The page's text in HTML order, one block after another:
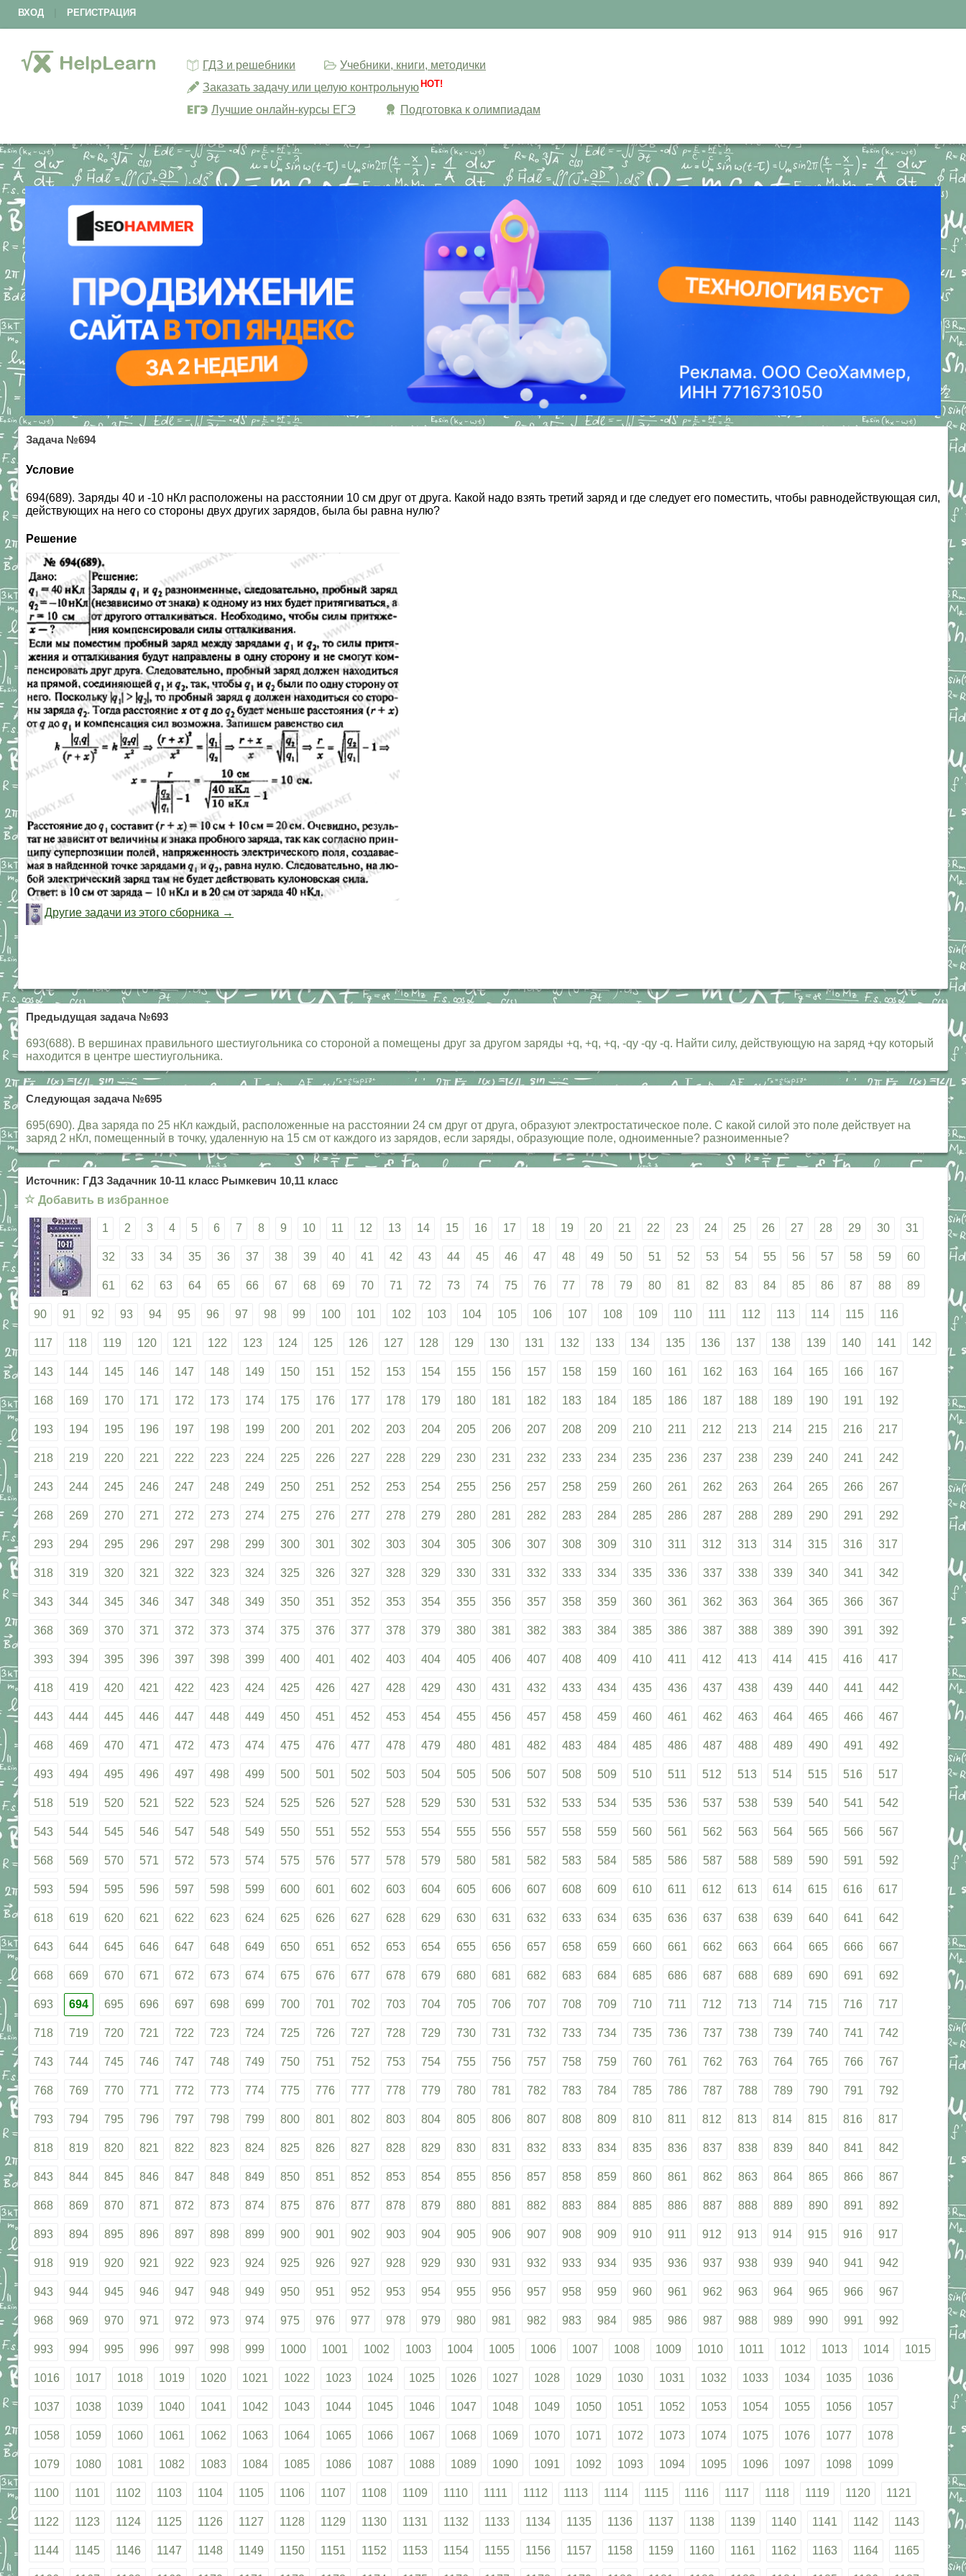
ВХОД РЕГИСТРАЦИЯ
ГДЗ и решебники
Учебники, книги, методички
Заказать задачу или целую контрольную HOT!
Лучшие онлайн-курсы ЕГЭ Подготовка к олимпиадам
Задача №694
Условие
694(689). Заряды 40 и -10 нКл расположены на расстоянии 10 см друг от друга. Какой надо взять третий заряд и где следует его поместить, чтобы равнодействующая сил,
действующих на него со стороны двух других зарядов, была бы равна нулю?
Решение
Другие задачи из этого сборника →
Предыдущая задача №693
693(688). В вершинах правильного шестиугольника со стороной а помещены друг за другом заряды +q, +q, +q, -qy -qy -q. Найти силу, действующую на заряд +qy который
находится в центре шестиугольника.
Следующая задача №695
695(690). Два заряда по 25 нКл каждый, расположенные на расстоянии 24 см друг от друга, образуют электростатическое поле. С какой силой это поле действует на
заряд 2 нКл, помещенный в точку, удаленную на 15 см от каждого из зарядов, если заряды, образующие поле, одноименные? разноименные?
Источник: ГДЗ Задачник 10-11 класс Рымкевич 10,11 класс
☆ Добавить в избранное
1 2 3 4 5 6 7 8 9 10 11 12 13 14 15 16 17 18 19 20 21 22 23 24 25 26 27 28 29 30 31
32 33 34 35 36 37 38 39 40 41 42 43 44 45 46 47 48 49 50 51 52 53 54 55 56 57 58 59 60
61 62 63 64 65 66 67 68 69 70 71 72 73 74 75 76 77 78 79 80 81 82 83 84 85 86 87 88 89
90 91 92 93 94 95 96 97 98 99 100 101 102 103 104 105 106 107 108 109 110 111 112 113 114 115 116
117 118 119 120 121 122 123 124 125 126 127 128 129 130 131 132 133 134 135 136 137 138 139 140 141 142
143 144 145 146 147 148 149 150 151 152 153 154 155 156 157 158 159 160 161 162 163 164 165 166 167
168 169 170 171 172 173 174 175 176 177 178 179 180 181 182 183 184 185 186 187 188 189 190 191 192
193 194 195 196 197 198 199 200 201 202 203 204 205 206 207 208 209 210 211 212 213 214 215 216 217
218 219 220 221 222 223 224 225 226 227 228 229 230 231 232 233 234 235 236 237 238 239 240 241 242
243 244 245 246 247 248 249 250 251 252 253 254 255 256 257 258 259 260 261 262 263 264 265 266 267
268 269 270 271 272 273 274 275 276 277 278 279 280 281 282 283 284 285 286 287 288 289 290 291 292
293 294 295 296 297 298 299 300 301 302 303 304 305 306 307 308 309 310 311 312 313 314 315 316 317
318 319 320 321 322 323 324 325 326 327 328 329 330 331 332 333 334 335 336 337 338 339 340 341 342
343 344 345 346 347 348 349 350 351 352 353 354 355 356 357 358 359 360 361 362 363 364 365 366 367
368 369 370 371 372 373 374 375 376 377 378 379 380 381 382 383 384 385 386 387 388 389 390 391 392
393 394 395 396 397 398 399 400 401 402 403 404 405 406 407 408 409 410 411 412 413 414 415 416 417
418 419 420 421 422 423 424 425 426 427 428 429 430 431 432 433 434 435 436 437 438 439 440 441 442
443 444 445 446 447 448 449 450 451 452 453 454 455 456 457 458 459 460 461 462 463 464 465 466 467
468 469 470 471 472 473 474 475 476 477 478 479 480 481 482 483 484 485 486 487 488 489 490 491 492
493 494 495 496 497 498 499 500 501 502 503 504 505 506 507 508 509 510 511 512 513 514 515 516 517
518 519 520 521 522 523 524 525 526 527 528 529 530 531 532 533 534 535 536 537 538 539 540 541 542
543 544 545 546 547 548 549 550 551 552 553 554 555 556 557 558 559 560 561 562 563 564 565 566 567
568 569 570 571 572 573 574 575 576 577 578 579 580 581 582 583 584 585 586 587 588 589 590 591 592
593 594 595 596 597 598 599 600 601 602 603 604 605 606 607 608 609 610 611 612 613 614 615 616 617
618 619 620 621 622 623 624 625 626 627 628 629 630 631 632 633 634 635 636 637 638 639 640 641 642
643 644 645 646 647 648 649 650 651 652 653 654 655 656 657 658 659 660 661 662 663 664 665 666 667
668 669 670 671 672 673 674 675 676 677 678 679 680 681 682 683 684 685 686 687 688 689 690 691 692
693 694 695 696 697 698 699 700 701 702 703 704 705 706 707 708 709 710 711 712 713 714 715 716 717
718 719 720 721 722 723 724 725 726 727 728 729 730 731 732 733 734 735 736 737 738 739 740 741 742
743 744 745 746 747 748 749 750 751 752 753 754 755 756 757 758 759 760 761 762 763 764 765 766 767
768 769 770 771 772 773 774 775 776 777 778 779 780 781 782 783 784 785 786 787 788 789 790 791 792
793 794 795 796 797 798 799 800 801 802 803 804 805 806 807 808 809 810 811 812 813 814 815 816 817
818 819 820 821 822 823 824 825 826 827 828 829 830 831 832 833 834 835 836 837 838 839 840 841 842
843 844 845 846 847 848 849 850 851 852 853 854 855 856 857 858 859 860 861 862 863 864 865 866 867
868 869 870 871 872 873 874 875 876 877 878 879 880 881 882 883 884 885 886 887 888 889 890 891 892
893 894 895 896 897 898 899 900 901 902 903 904 905 906 907 908 909 910 911 912 913 914 915 916 917
918 919 920 921 922 923 924 925 926 927 928 929 930 931 932 933 934 935 936 937 938 939 940 941 942
943 944 945 946 947 948 949 950 951 952 953 954 955 956 957 958 959 960 961 962 963 964 965 966 967
968 969 970 971 972 973 974 975 976 977 978 979 980 981 982 983 984 985 986 987 988 989 990 991 992
993 994 995 996 997 998 999 1000 1001 1002 1003 1004 1005 1006 1007 1008 1009 1010 1011 1012 1013 1014 1015
1016 1017 1018 1019 1020 1021 1022 1023 1024 1025 1026 1027 1028 1029 1030 1031 1032 1033 1034 1035 1036
1037 1038 1039 1040 1041 1042 1043 1044 1045 1046 1047 1048 1049 1050 1051 1052 1053 1054 1055 1056 1057
1058 1059 1060 1061 1062 1063 1064 1065 1066 1067 1068 1069 1070 1071 1072 1073 1074 1075 1076 1077 1078
1079 1080 1081 1082 1083 1084 1085 1086 1087 1088 1089 1090 1091 1092 1093 1094 1095 1096 1097 1098 1099
1100 1101 1102 1103 1104 1105 1106 1107 1108 1109 1110 1111 1112 1113 1114 1115 1116 1117 1118 1119 1120 1121
1122 1123 1124 1125 1126 1127 1128 1129 1130 1131 1132 1133 1134 1135 1136 1137 1138 1139 1140 1141 1142 1143
1144 1145 1146 1147 1148 1149 1150 1151 1152 1153 1154 1155 1156 1157 1158 1159 1160 1161 1162 1163 1164 1165